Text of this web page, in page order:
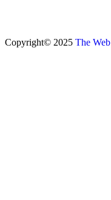
Copyright© 2025 The